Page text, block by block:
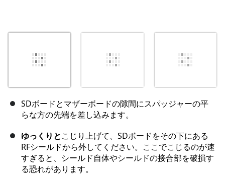
SDボードとマザーボードの隙間にスパッジャーの平
らな方の先端を差し込みます。
ゆっくりとこじり上げて、SDボードをその下にある
RFシールドから外してください。ここでこじるのが速
すぎると、シールド自体やシールドの接合部を破損す
る恐れがあります。